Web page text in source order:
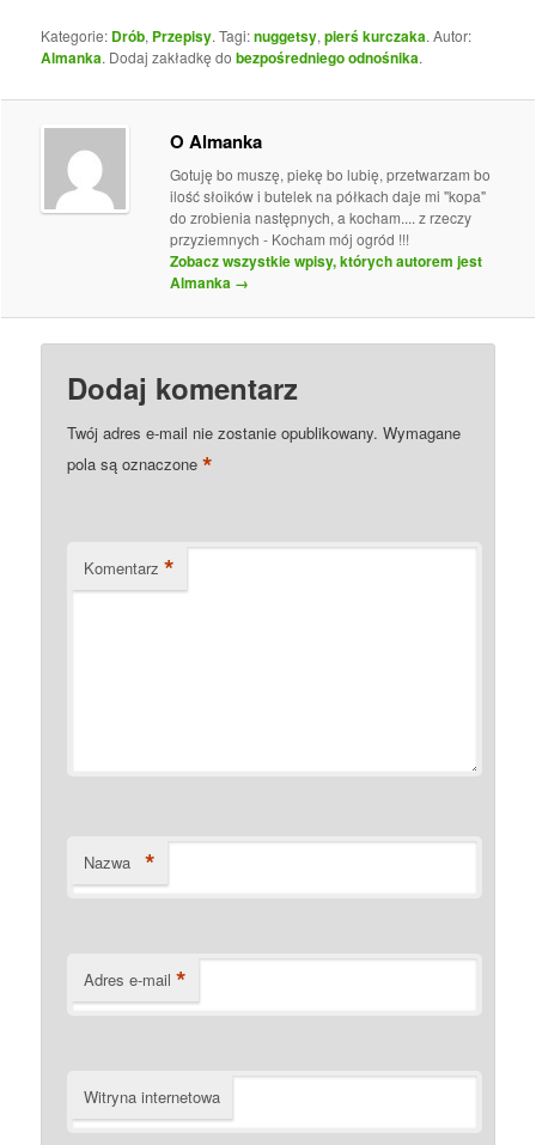
Kategorie: Drób, Przepisy. Tagi:nuggetsy,pierś kurczaka. Autor:
Almanka. Dodaj zakładkę dobezpośredniego odnośnika.
O Almanka
Gotuję bo muszę, piekę bo lubię, przetwarzam bo
ilość słoików i butelek na półkach daje mi "kopa"
do zrobienia następnych, a kocham.... z rzeczy
przyziemnych - Kocham mój ogród !!!
Zobacz wszystkie wpisy, których autorem jest
Almanka →
Dodaj komentarz
Twój adres e-mail nie zostanie opublikowany. Wymagane
pola są oznaczone*
Komentarz *
Nazwa *
Adres e-mail *
Witryna internetowa